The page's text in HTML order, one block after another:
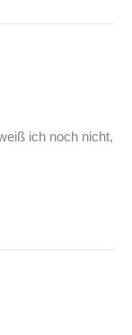
ich noch nicht,